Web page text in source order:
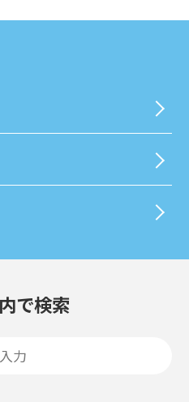
で検索